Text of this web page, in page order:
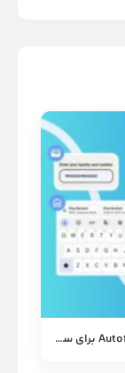
آپدیت جدید گوگل کروم: انقلابی در قابلیت Autofill برای سفر و خرید آسان‌تر